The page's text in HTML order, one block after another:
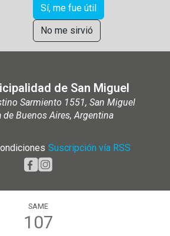
Sí, me fue útil
No me sirvió
de San Miguel
Sarmiento 1551, San Miguel
de Buenos Aires, Argentina
Suscripción vía RSS
SAME
107